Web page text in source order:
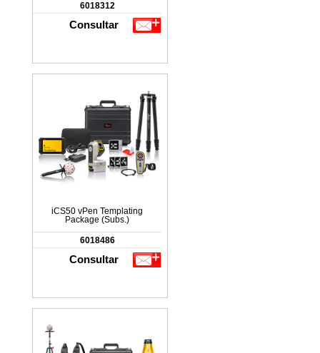
6018312
Consultar
iCS50 vPen Templating
Package (Subs.)
6018486
Consultar